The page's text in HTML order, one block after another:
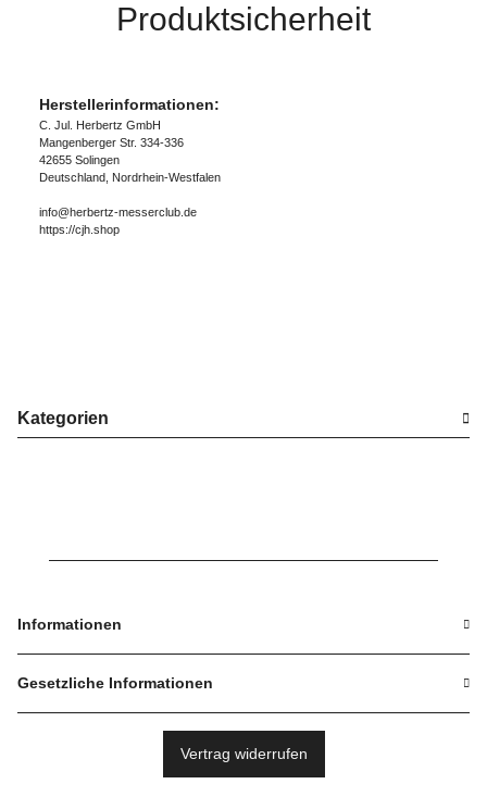
Produktsicherheit
Herstellerinformationen:
C. Jul. Herbertz GmbH
Mangenberger Str. 334-336
42655 Solingen
Deutschland, Nordrhein-Westfalen
info@herbertz-messerclub.de
https://cjh.shop
Kategorien
Informationen
Gesetzliche Informationen
Vertrag widerrufen